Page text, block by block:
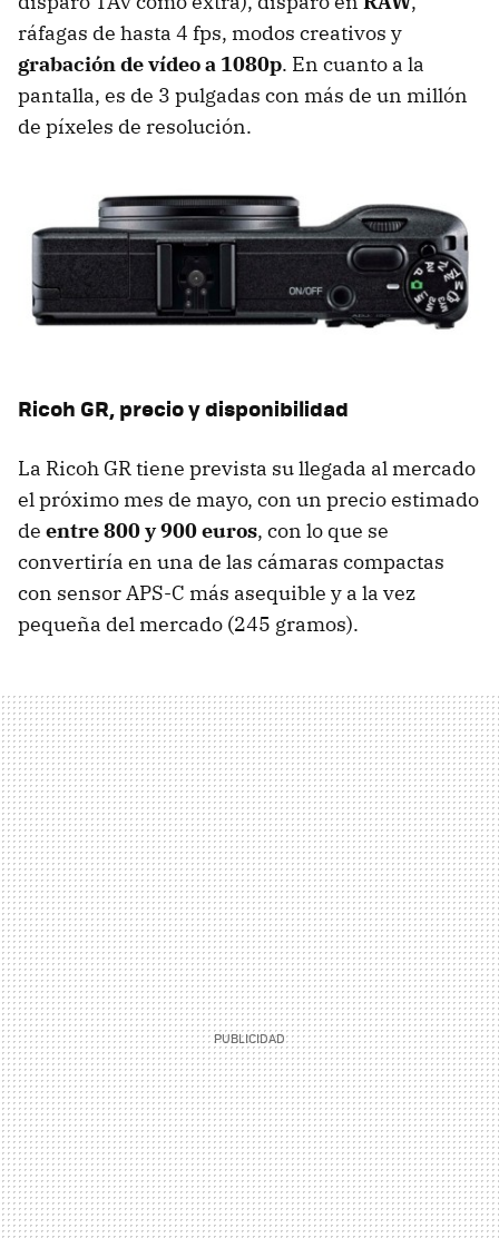
ráfagas de hasta 4 fps, modos creativos y
grabación de vídeo a 1080p. En cuanto a la
pantalla, es de 3 pulgadas con más de un millón
de píxeles de resolución.
Ricoh GR, precio y disponibilidad
La Ricoh GR tiene prevista su llegada al mercado
el próximo mes de mayo, con un precio estimado
de entre 800 y 900 euros, con lo que se
convertiría en una de las cámaras compactas
con sensor APS-C más asequible y a la vez
pequeña del mercado (245 gramos).